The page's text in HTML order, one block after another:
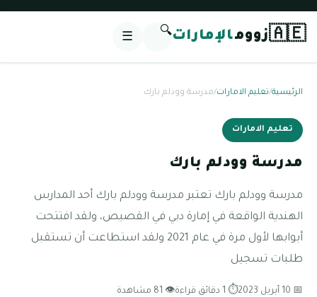
🇦🇪زوومالإمارات🔍
☰
الرئيسية/تعليم الامارات/مدرسة وودلم بارك
تعليم الامارات
مدرسة وودلم بارك
مدرسة وودلم بارك تعتبر مدرسة وودلم بارك أحد المدارس
الهندية الواقعة في إمارة دبي في القصيص، ولقد افتتحت
أبوابها لأول مرة في عام 2021 ولقد استطاعت أن تستقبل
طلبات تسجيل
📅 10 أبريل 2023 ⏱ 1 دقائق قراءة 👁 81 مشاهدة